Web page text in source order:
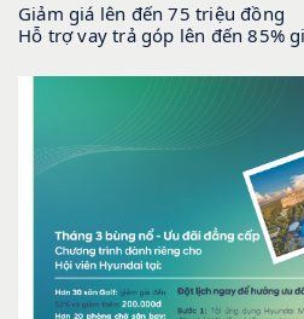
Giảm giá lên đến 75 triệu đồng
Hỗ trợ vay trả góp lên đến 85%